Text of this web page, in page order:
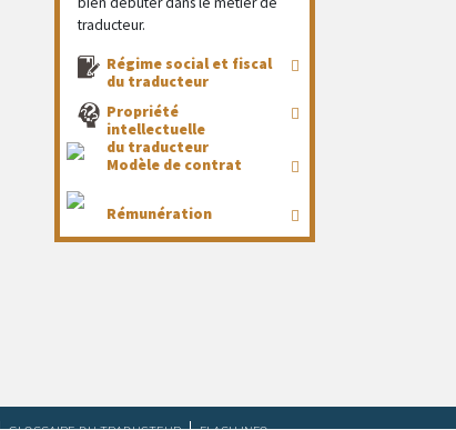
traducteur.
Régime social et fiscal
du traducteur
Propriété
intellectuelle
du traducteur
Modèle de contrat
Rémunération